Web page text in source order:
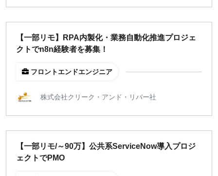
【一部リモ】RPA内製化・業務自動化推進プロジェ
クトでn8n経験者を募集！
フロントエンドエンジニア
株式会社クリーク・アンド・リバー社
【一部リモ/～90万】公共系ServiceNow導入プロジ
ェクトでPMO